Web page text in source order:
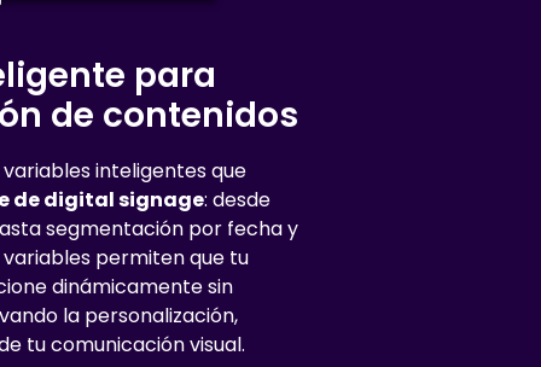
para
de contenidos
inteligentes que
de digital signage: desde
segmentación por fecha y
permiten que tu
dinámicamente sin
la personalización,
tu comunicación visual.